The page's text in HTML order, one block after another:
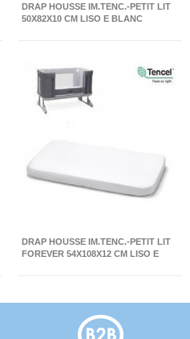
DRAP HOUSSE IM.TENC.-PETIT LIT
50X82X10 CM LISO E BLANC
DRAP HOUSSE IM.TENC.-PETIT LIT
FOREVER 54X108X12 CM LISO E